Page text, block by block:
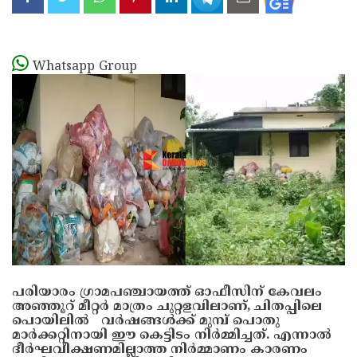
Whatsapp Group
പരിയാരം ഗ്രാമപഞ്ചായത്ത് ഓഫീസിന് കേവലം
അഞ്ഞൂറ് മീറ്റർ മാത്രം ചുറ്റളവിലാണ്, ചിതപ്പിലെ
പൊയിലിൽ വർഷങ്ങൾക്ക് മുമ്പ് പൊതു
മാർക്കറ്റിനായി ഈ കെട്ടിടം നിർമ്മിച്ചത്. എന്നാൽ
ദീർഘവീക്ഷണമില്ലാത്ത നിർമ്മാണം കാരണം